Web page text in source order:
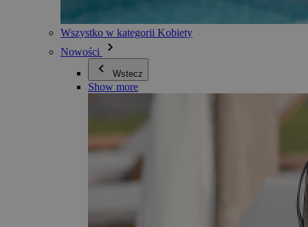
Wszystko w kategorii Kobiety
Nowości
Wstecz
Show more